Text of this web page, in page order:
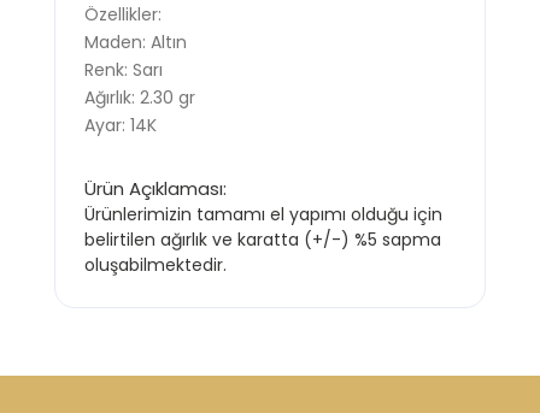
Özellikler:
Maden: Altın
Renk: Sarı
Ağırlık: 2.30 gr
Ayar: 14K
Ürün Açıklaması:
Ürünlerimizin tamamı el yapımı olduğu için
belirtilen ağırlık ve karatta (+/-) %5 sapma
oluşabilmektedir.